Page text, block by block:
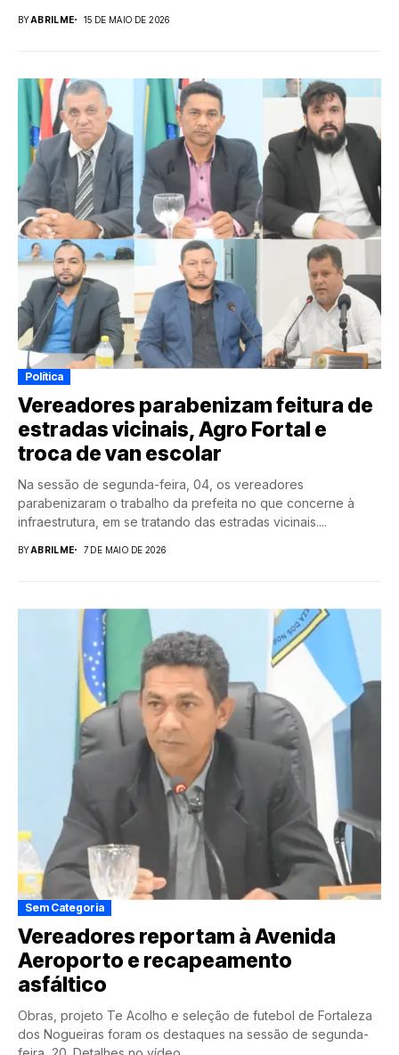
BYABRILME 15 DE MAIO DE 2026
Política
Vereadores parabenizam feitura de
estradas vicinais, Agro Fortal e
troca de van escolar
Na sessão de segunda-feira, 04, os vereadores
parabenizaram o trabalho da prefeita no que concerne à
infraestrutura, em se tratando das estradas vicinais....
BYABRILME 7 DE MAIO DE 2026
Sem Categoria
Vereadores reportam à Avenida
Aeroporto e recapeamento
asfáltico
Obras, projeto Te Acolho e seleção de futebol de Fortaleza
dos Nogueiras foram os destaques na sessão de segunda-